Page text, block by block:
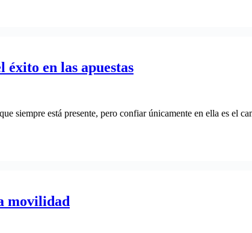
en las apuestas
siempre está presente, pero confiar únicamente en ella es el
movilidad